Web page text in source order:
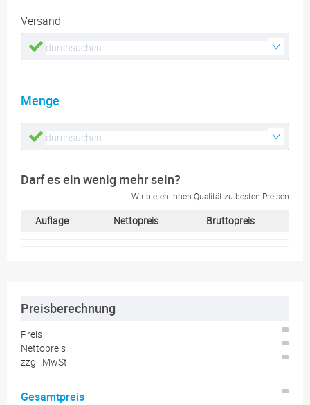
Versand
Menge
Darf es ein wenig mehr sein?
Wir bieten Ihnen Qualität zu besten Preisen
Auflage Nettopreis Bruttopreis
Preisberechnung
Preis
Nettopreis
zzgl. MwSt
Gesamtpreis